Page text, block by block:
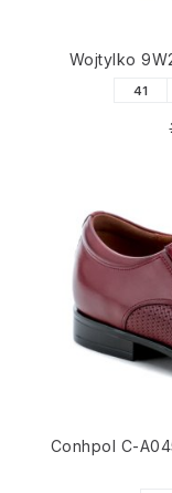
Wojtylko
41
Conhpol C-